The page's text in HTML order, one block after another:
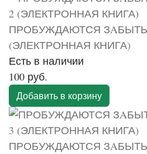
ПРОБУЖДАЮТСЯ
(ЭЛЕКТРОННАЯ КНИГА)
Есть в наличии
100 руб.
Добавить в корзину
ПРОБУЖДАЮТСЯ